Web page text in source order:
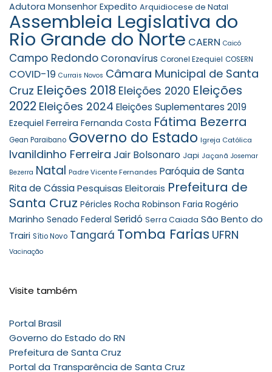
Adutora Monsenhor Expedito Arquidiocese de Natal
Assembleia Legislativa do
Rio Grande do Norte CAERN Caicó
Campo RedondoCoronavírus Coronel Ezequiel COSERN
COVID-19 Currais Novos Câmara Municipal de Santa
Cruz Eleições 2018 Eleições 2020 Eleições
2022 Eleições 2024 Eleições Suplementares 2019
Ezequiel Ferreira Fernanda Costa Fátima Bezerra
Gean Paraibano Governo do Estado Igreja Católica
Ivanildinho Ferreira Jair Bolsonaro Japi Jaçanã Josemar
Bezerra Natal Padre Vicente Fernandes Paróquia de Santa
Rita de CássiaPesquisas Eleitorais Prefeitura de
Santa Cruz Péricles Rocha Robinson Faria Rogério
Marinho Senado Federal Seridó Serra Caiada São Bento do
Trairi Sítio Novo Tangará Tomba Farias UFRN
Vacinação
Visite também
Portal Brasil
Governo do Estado do RN
Prefeitura de Santa Cruz
Portal da Transparência de Santa Cruz